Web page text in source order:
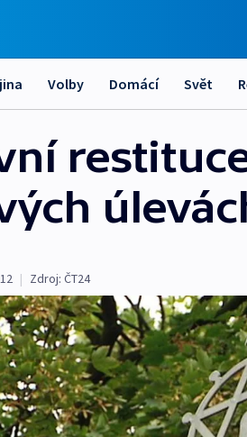
Volby Domácí Svět
| Zdroj: ČT24